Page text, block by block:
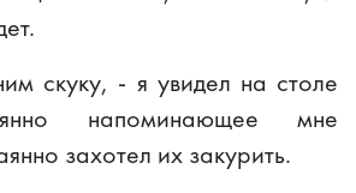
скуку, - я увидел на столе
напоминающее мне
захотел их закурить.